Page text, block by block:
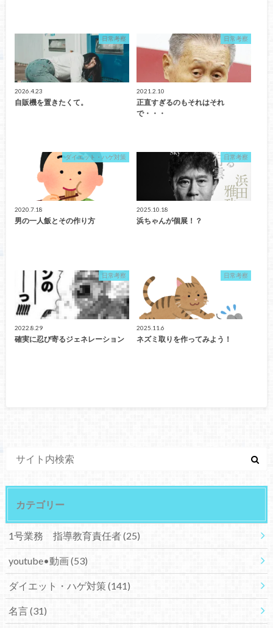
日常考察
2026.4.23
自販機を置きたくて。
日常考察
2021.2.10
正直すぎるのもそれはそれ
で・・・
ダイエット・ハゲ対策
2020.7.18
男の一人飯とその作り方
日常考察
2025.10.18
浜ちゃんが個展！？
日常考察
2022.8.29
確実に忍び寄るジェネレーション
日常考察
2025.11.6
ネズミ取りを作ってみよう！
カテゴリー
1号業務 指導教育責任者(25)
youtube•動画(53)
ダイエット・ハゲ対策(141)
名言(31)